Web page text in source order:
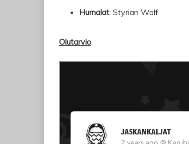
Humalat: Styrian Wolf
Olutarvio: